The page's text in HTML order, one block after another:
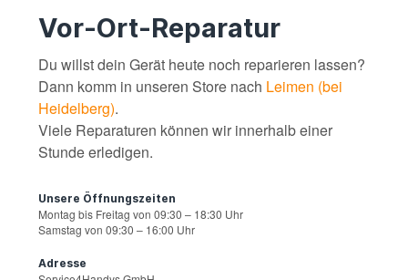
Vor-Ort-Reparatur
Du willst dein Gerät heute noch reparieren lassen?
Dann komm in unseren Store nach Leimen (bei
Heidelberg).
Viele Reparaturen können wir innerhalb einer
Stunde erledigen.
Unsere Öffnungszeiten
Montag bis Freitag von 09:30 – 18:30 Uhr
Samstag von 09:30 – 16:00 Uhr
Adresse